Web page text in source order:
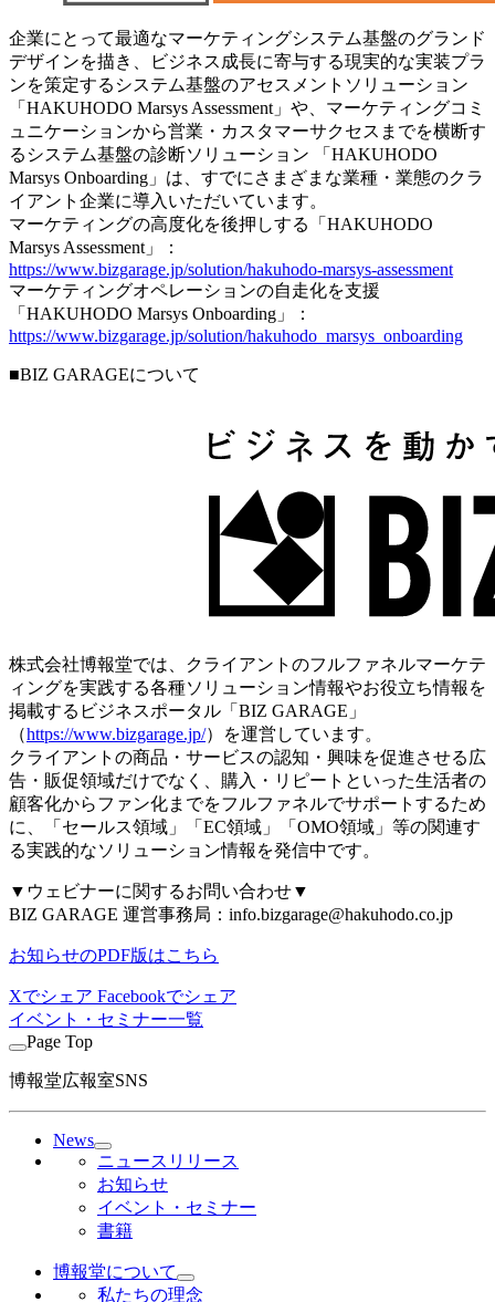
企業にとって最適なマーケティングシステム基盤のグランド
デザインを描き、ビジネス成長に寄与する現実的な実装プラ
ンを策定するシステム基盤のアセスメントソリューション
「HAKUHODO Marsys Assessment」や、マーケティングコミ
ュニケーションから営業・カスタマーサクセスまでを横断す
るシステム基盤の診断ソリューション 「HAKUHODO
Marsys Onboarding」は、すでにさまざまな業種・業態のクラ
イアント企業に導入いただいています。
マーケティングの高度化を後押しする「HAKUHODO
Marsys Assessment」：
https://www.bizgarage.jp/solution/hakuhodo-marsys-assessment
マーケティングオペレーションの自走化を支援
「HAKUHODO Marsys Onboarding」：
https://www.bizgarage.jp/solution/hakuhodo_marsys_onboarding
■BIZ GARAGEについて
株式会社博報堂では、クライアントのフルファネルマーケテ
ィングを実践する各種ソリューション情報やお役立ち情報を
掲載するビジネスポータル「BIZ GARAGE」
（https://www.bizgarage.jp/）を運営しています。
クライアントの商品・サービスの認知・興味を促進させる広
告・販促領域だけでなく、購入・リピートといった生活者の
顧客化からファン化までをフルファネルでサポートするため
に、「セールス領域」「EC領域」「OMO領域」等の関連す
る実践的なソリューション情報を発信中です。
▼ウェビナーに関するお問い合わせ▼
BIZ GARAGE 運営事務局：info.bizgarage@hakuhodo.co.jp
お知らせのPDF版はこちら
Xでシェア Facebookでシェア
イベント・セミナー一覧
Page Top
博報堂広報室SNS
News
ニュースリリース
お知らせ
イベント・セミナー
書籍
博報堂について
私たちの理念